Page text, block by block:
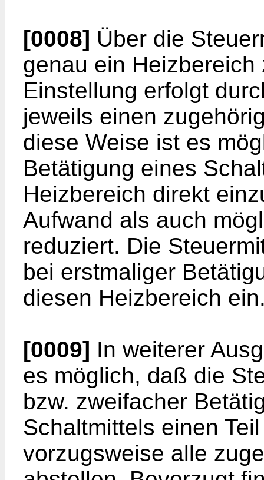
[0008] Über die
genau ein
Einstellung erfolgt
jeweils einen
diese Weise ist es
Betätigung eines
Heizbereich direkt
Aufwand als auch
reduziert. Die
bei erstmaliger
diesen Heizbereich
[0009] In weiterer
es möglich, daß die
bzw. zweifacher
Schaltmittels einen
vorzugsweise alle